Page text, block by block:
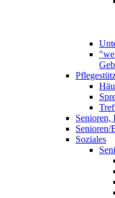
Senioren,
Senioren/
Soziales